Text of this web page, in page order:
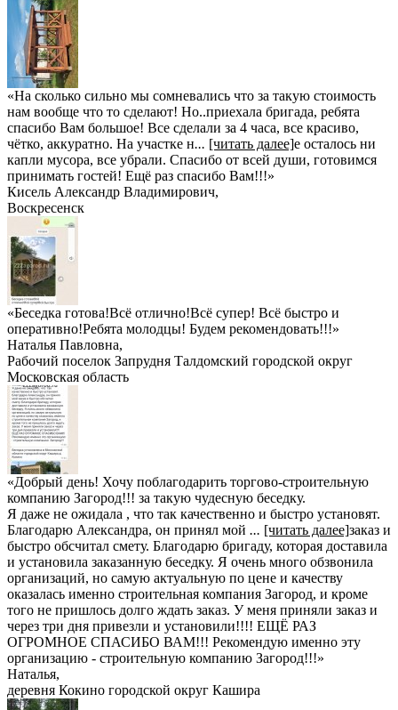
«На сколько сильно мы сомневались что за такую стоимость
нам вообще что то сделают! Но..приехала бригада, ребята
спасибо Вам большое! Все сделали за 4 часа, все красиво,
чётко, аккуратно. На участке н... [читать далее]е осталось ни
капли мусора, все убрали. Спасибо от всей души, готовимся
принимать гостей! Ещё раз спасибо Вам!!!»
Кисель Александр Владимирович,
Воскресенск
«Беседка готова!Всё отлично!Всё супер! Всё быстро и
оперативно!Ребята молодцы! Будем рекомендовать!!!»
Наталья Павловна,
Рабочий поселок Запрудня Талдомский городской округ
Московская область
«Добрый день! Хочу поблагодарить торгово-строительную
компанию Загород!!! за такую чудесную беседку.
Я даже не ожидала , что так качественно и быстро установят.
Благодарю Александра, он принял мой ... [читать далее]заказ и
быстро обсчитал смету. Благодарю бригаду, которая доставила
и установила заказанную беседку. Я очень много обзвонила
организаций, но самую актуальную по цене и качеству
оказалась именно строительная компания Загород, и кроме
того не пришлось долго ждать заказ. У меня приняли заказ и
через три дня привезли и установили!!!! ЕЩЁ РАЗ
ОГРОМНОЕ СПАСИБО ВАМ!!! Рекомендую именно эту
организацию - строительную компанию Загород!!!»
Наталья,
деревня Кокино городской округ Кашира